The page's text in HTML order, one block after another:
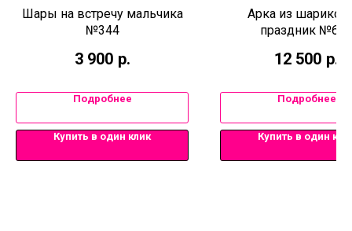
Шары на встречу мальчика
№344
3 900 р.
Подробнее
Купить в один клик
Арка из шариков
праздник №623
12 500 р.
Подробнее
Купить в один